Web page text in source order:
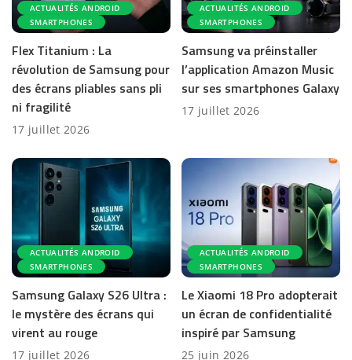
ACTUALITÉS ANDROID
SMARTPHONES
Flex Titanium : La
révolution de Samsung pour
des écrans pliables sans pli
ni fragilité
17 juillet 2026
ACTUALITÉS ANDROID
SMARTPHONES
Samsung va préinstaller
l’application Amazon Music
sur ses smartphones Galaxy
17 juillet 2026
ACTUALITÉS ANDROID
SMARTPHONES
Samsung Galaxy S26 Ultra :
le mystère des écrans qui
virent au rouge
17 juillet 2026
ACTUALITÉS ANDROID
SMARTPHONES
Le Xiaomi 18 Pro adopterait
un écran de confidentialité
inspiré par Samsung
25 juin 2026